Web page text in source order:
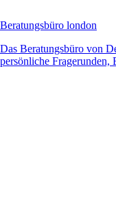
Beratungsbüro london
Das Beratungsbüro von
persönliche Fragerunden,